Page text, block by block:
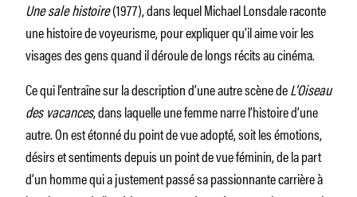
Une sale histoire(1977), dans lequel Michael Lonsdale raconte
une histoire de voyeurisme, pour expliquer qu’il aime voir les
visages des gens quand il déroule de longs récits au cinéma.
Ce qui l’entraîne sur la description d’une autre scène deL’Oiseau
des vacances, dans laquelle une femme narre l’histoire d’une
autre. On est étonné du point de vue adopté, soit les émotions,
désirs et sentiments depuis un point de vue féminin, de la part
d’un homme qui a justement passé sa passionnante carrière à